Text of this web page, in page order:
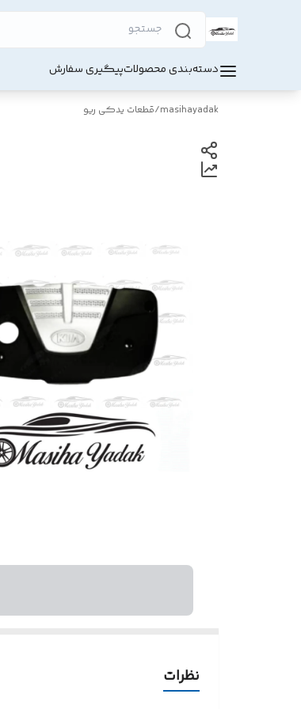
دسته‌بندی محصولاتپیگیری سفارش
masihayadak
/قطعات یدکی ریو
نظرات